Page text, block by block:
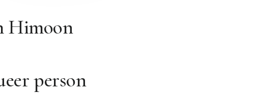
Himoon
person